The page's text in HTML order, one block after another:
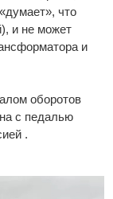
что
и не может
и
оборотов
с педалью
.